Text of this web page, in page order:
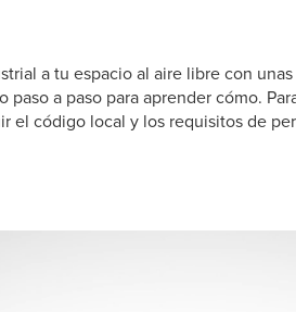
a tu espacio al aire libre con
a paso para aprender cómo.
el código local y los requisitos de